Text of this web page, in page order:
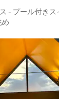
- プール付きス
め
です。